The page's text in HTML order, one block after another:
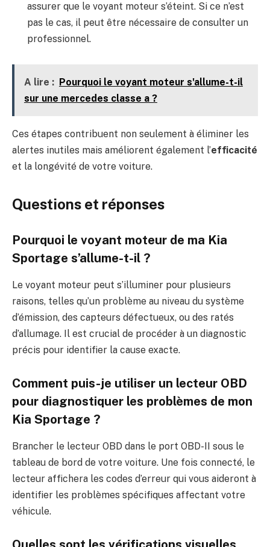
assurer que le voyant moteur s’éteint. Si ce n’est
pas le cas, il peut être nécessaire de consulter un
professionnel.
A lire : Pourquoi le voyant moteur s'allume-t-il
sur une mercedes classe a ?
Ces étapes contribuent non seulement à éliminer les
alertes inutiles mais améliorent également l’efficacité
et la longévité de votre voiture.
Questions et réponses
Pourquoi le voyant moteur de ma Kia
Sportage s’allume-t-il ?
Le voyant moteur peut s’illuminer pour plusieurs
raisons, telles qu’un problème au niveau du système
d’émission, des capteurs défectueux, ou des ratés
d’allumage. Il est crucial de procéder à un diagnostic
précis pour identifier la cause exacte.
Comment puis-je utiliser un lecteur OBD
pour diagnostiquer les problèmes de mon
Kia Sportage ?
Brancher le lecteur OBD dans le port OBD-II sous le
tableau de bord de votre voiture. Une fois connecté, le
lecteur affichera les codes d’erreur qui vous aideront à
identifier les problèmes spécifiques affectant votre
véhicule.